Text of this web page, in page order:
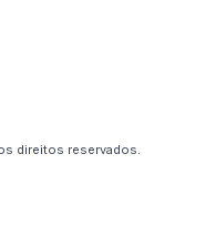
direitos reservados.